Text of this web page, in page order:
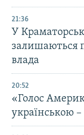
21:36
У
залишаються
влада
20:52
«Голос
українською